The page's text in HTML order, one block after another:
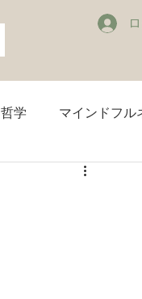
哲学 マインドフル
ブルーライトカット